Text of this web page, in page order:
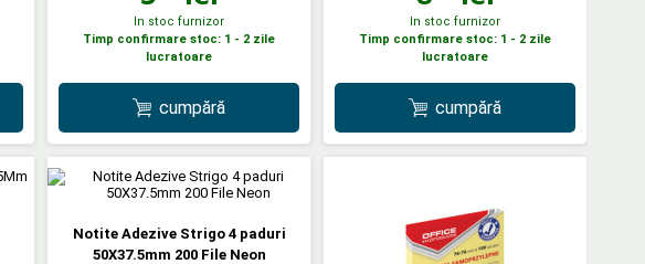
In stoc furnizor
Timp confirmare stoc: 1 - 2 zile
lucratoare
cumpără
In stoc furnizor
Timp confirmare stoc: 1 - 2 zile
lucratoare
cumpără
Notite Adezive Strigo 4 paduri
50X37.5mm 200 File Neon